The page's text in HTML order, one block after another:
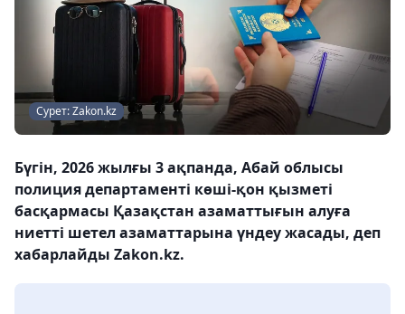
Сурет: Zakon.kz
Бүгін, 2026 жылғы 3 ақпанда, Абай облысы
полиция департаменті көші-қон қызметі
басқармасы Қазақстан азаматтығын алуға
ниетті шетел азаматтарына үндеу жасады, деп
хабарлайды Zakon.kz.